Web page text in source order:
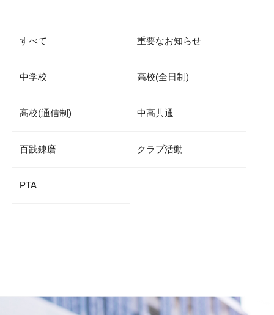
すべて 重要なお知らせ
中学校 高校(全日制)
高校(通信制) 中高共通
百践錬磨 クラブ活動
PTA